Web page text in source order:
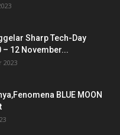
Sharp Tech-Day
– 12 November...
2023
BLUE MOON